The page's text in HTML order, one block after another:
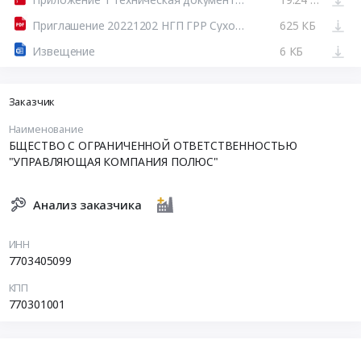
Приглашение 20221202 НГП ГРР Сухопитская.pdf
625 КБ
Извещение
6 КБ
Заказчик
Наименование
БЩЕСТВО С ОГРАНИЧЕННОЙ ОТВЕТСТВЕННОСТЬЮ
"УПРАВЛЯЮЩАЯ КОМПАНИЯ ПОЛЮС"
Анализ заказчика
ИНН
7703405099
КПП
770301001